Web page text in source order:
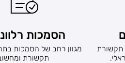
תקשורת
הסמכות
מגוון רחב של הסמכות
תקשורת